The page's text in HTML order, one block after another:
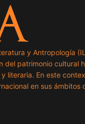
y Antropología
del patrimonio cultural
literaria. En este
en sus ámbitos